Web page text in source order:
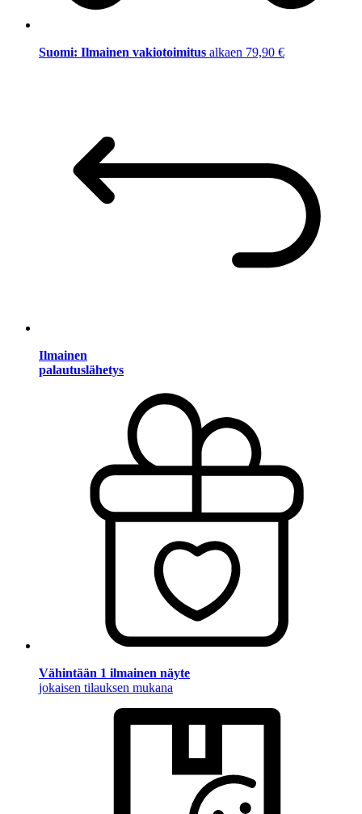
Suomi: Ilmainen vakiotoimitus alkaen 79,90 €
Ilmainen
palautuslähetys
Vähintään 1 ilmainen näyte
jokaisen tilauksen mukana